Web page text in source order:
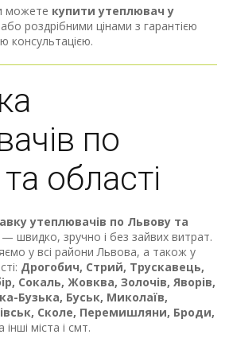
можете купити утеплювач у
роздрібними цінами з гарантією
консультацією.
по
області
утеплювачів по Львову та
— швидко, зручно і без зайвих витрат.
у всі райони Львова, а також у
Дрогобич, Стрий, Трускавець,
Сокаль, Жовква, Золочів, Яворів,
Бузька, Буськ, Миколаїв,
Сколе, Перемишляни, Броди,
інші міста і смт.